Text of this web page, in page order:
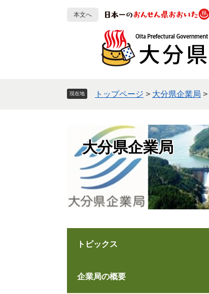
本文へ
現在地 トップページ > 大分県企業局 >
大分県企業局
トピックス
企業局の概要